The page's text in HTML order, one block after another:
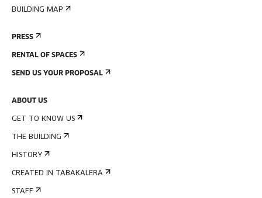
BUILDING MAP
PRESS
RENTAL OF SPACES
SEND US YOUR PROPOSAL
ABOUT US
GET TO KNOW US
THE BUILDING
HISTORY
CREATED IN TABAKALERA
STAFF